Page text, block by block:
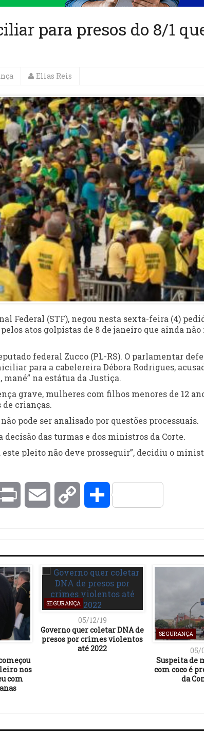
para presos do 8/1
Elias Reis
Federal (STF), negou nesta sexta-feira (4)
atos golpistas de 8 de janeiro que ainda não
federal Zucco (PL-RS). O parlamentar
para a cabelereira Débora Rodrigues,
na estátua da Justiça.
grave, mulheres com filhos menores de 12
de crianças.
pode ser analisado por questões processuais.
decisão das turmas e dos ministros da Corte.
pleito não deve prosseguir”, decidiu o
Print Email Copy Compartilhar
nos
com
SEGURANÇA
05/12/19
Governo quer coletar DNA de
presos por crimes violentos
até 2022
SEGURANÇA
05/
Suspeita de
com coco é
da